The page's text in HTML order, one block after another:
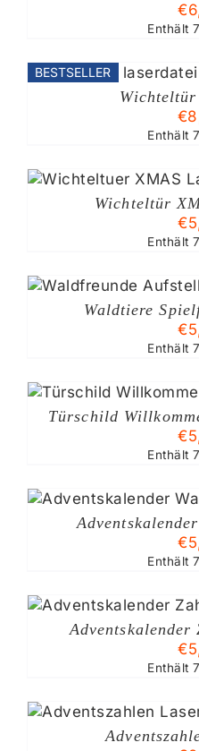
€
Enthält
BESTSELLER
€
Enthält
Wichteltür
€
Enthält
Waldtiere
€
Enthält
Türschild
€
Enthält
€
Enthält
Adventskalender
€
Enthält